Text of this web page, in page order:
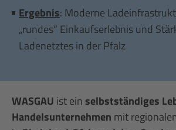
Ergebnis: Moderne
„rundes“ Einkaufserlebnis und
Ladenetztes in der Pfalz
WASGAU ist einselbstständiges
Handelsunternehmen mit